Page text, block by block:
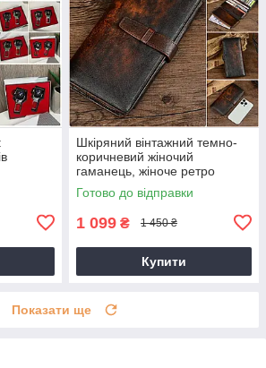
Шкіряний вінтажний темно-
коричневий жіночий
гаманець, жіноче ретро
портмоне
Готово до відправки
1 099 ₴ 1 450 ₴
Купити
Показати ще